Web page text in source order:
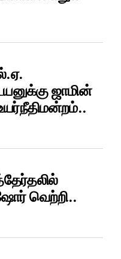
ஜாமின்
வெற்றி..